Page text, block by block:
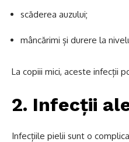
scăderea auzului;
mâncărimi și durere la
La copiii mici, aceste infecții
2. Infecții
Infecțiile pielii sunt o